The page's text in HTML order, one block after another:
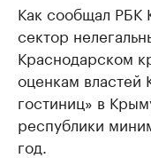
Как сообщал РБК
сектор
Краснодарском
оценкам властей
гостиниц» в
республики
год.